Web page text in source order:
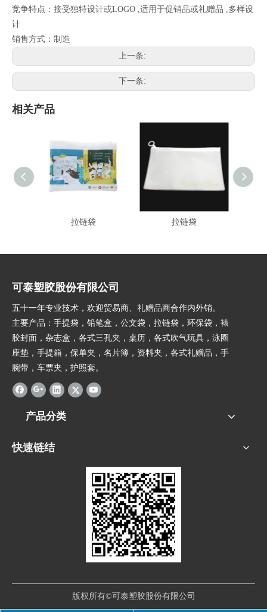
竞争特点：接受独特设计或LOGO ,适用于促销品或礼赠品 ,多样设
计
销售方式：制造
上一条:
下一条:
相关产品
拉链袋 拉链袋
可泰塑胶股份有限公司
五十一年专业技术，欢迎贸易商、礼赠品商合作内外销。
主要产品：手提袋，铅笔盒，公文袋，拉链袋，环保袋，裱
胶封面，杂志盒，各式三孔夹，桌历，各式吹气玩具，泳圈
座垫，手提箱，保单夹，名片簿，资料夹，各式礼赠品，手
腕带，车票夹，护照套。
产品分类
快速链结
版权所有©可泰塑胶股份有限公司